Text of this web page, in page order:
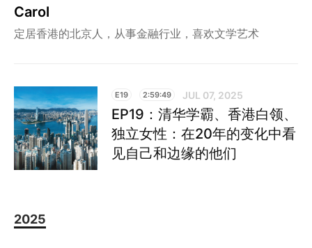
Carol
定居香港的北京人，从事金融行业，喜欢文学艺术
E19 2:59:49 JUL 07, 2025
EP19：清华学霸、香港白领、
独立女性：在20年的变化中看
见自己和边缘的他们
2025